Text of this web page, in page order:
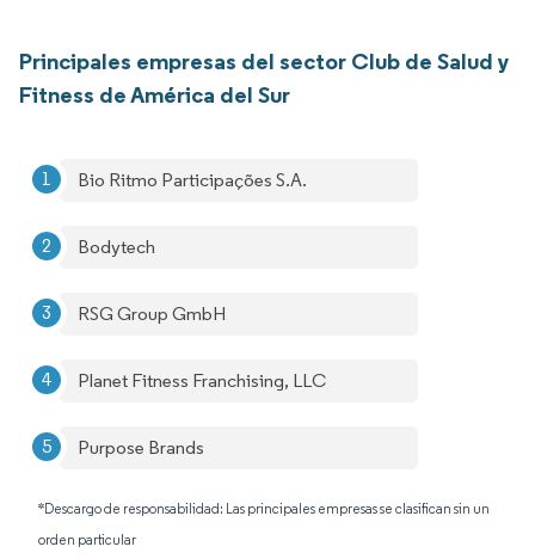
Principales empresas del sector Club de Salud y
Fitness de América del Sur
Bio Ritmo Participações S.A.
Bodytech
RSG Group GmbH
Planet Fitness Franchising, LLC
Purpose Brands
*Descargo de responsabilidad: Las principales empresas se clasifican sin un
orden particular